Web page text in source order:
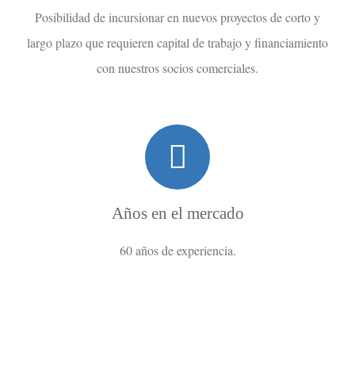
Posibilidad de incursionar en nuevos proyectos de corto y
largo plazo que requieren capital de trabajo y financiamiento
con nuestros socios comerciales.
Años en el mercado
60 años de experiencia.